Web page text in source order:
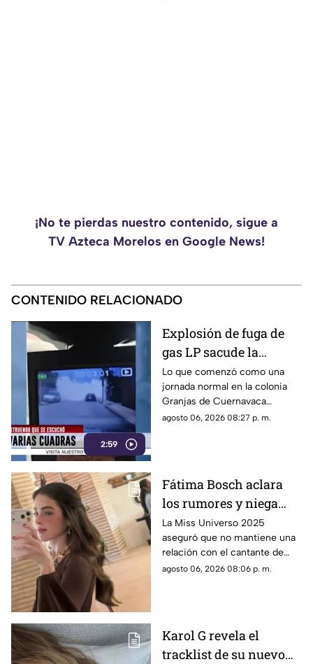
¡No te pierdas nuestro contenido, sigue a
TV Azteca Morelos en Google News!
CONTENIDO RELACIONADO
2:59
Explosión de fuga de
gas LP sacude la
colonia Las Granjas
Lo que comenzó como una
jornada normal en la colonia
Granjas de Cuernavaca
terminó en una movilización
agosto 06, 2026 08:27 p. m.
Fátima Bosch aclara
los rumores y niega
tener un romance con
Natanael Cano
La Miss Universo 2025
aseguró que no mantiene una
relación con el cantante de
corridos tumbados.
agosto 06, 2026 08:06 p. m.
Karol G revela el
tracklist de su nuevo